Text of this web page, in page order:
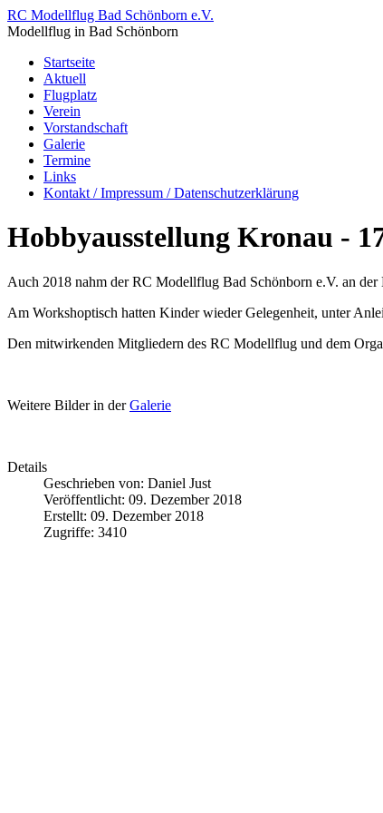
RC Modellflug Bad Schönborn e.V.
Modellflug in Bad Schönborn
Startseite
Aktuell
Flugplatz
Verein
Vorstandschaft
Galerie
Termine
Links
Kontakt / Impressum / Datenschutzerklärung
Hobbyausstellung Kronau -
Auch 2018 nahm der RC Modellflug Bad Schönborn e.V. an
Am Workshoptisch hatten Kinder wieder Gelegenheit, unter
Den mitwirkenden Mitgliedern des RC Modellflug und dem
Weitere Bilder in derGalerie
Details
Geschrieben von: Daniel Just
Veröffentlicht: 09. Dezember 2018
Erstellt: 09. Dezember 2018
Zugriffe: 3410